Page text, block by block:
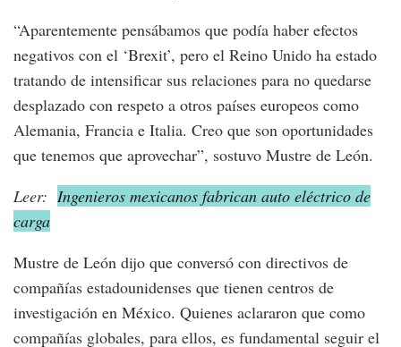
“Aparentemente pensábamos que podía haber efectos
negativos con el ‘Brexit’, pero el Reino Unido ha estado
tratando de intensificar sus relaciones para no quedarse
desplazado con respeto a otros países europeos como
Alemania, Francia e Italia. Creo que son oportunidades
que tenemos que aprovechar”, sostuvo Mustre de León.
Leer: Ingenieros mexicanos fabrican auto eléctrico de
carga
Mustre de León dijo que conversó con directivos de
compañías estadounidenses que tienen centros de
investigación en México. Quienes aclararon que como
compañías globales, para ellos, es fundamental seguir el